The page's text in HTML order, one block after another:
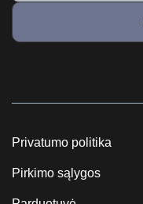
Privatumo politika
Pirkimo sąlygos